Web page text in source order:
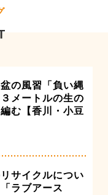
の風習「負い縄
メートルの生の
む【香川・小豆
サイクルについ
ラブアース